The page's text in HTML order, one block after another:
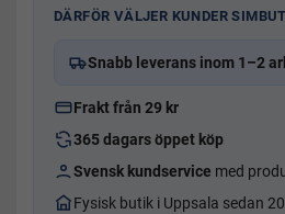
DÄRFÖR VÄLJER KUNDER
Snabb leverans inom 1–2
Frakt från 29 kr
365 dagars öppet köp
Svensk kundservice med
Fysisk butik i Uppsala sedan